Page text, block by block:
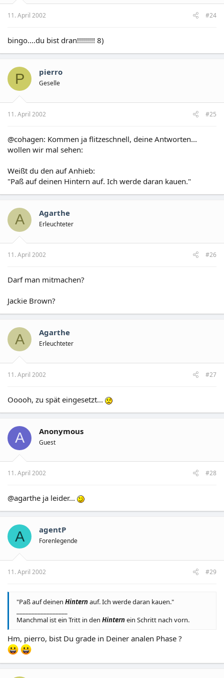
11. April 2002 #24
bingo....du bist dran!!!!!!!!! 8)
P pierro
Geselle
11. April 2002 #25
@cohagen: Kommen ja flitzeschnell, deine Antworten...
wollen wir mal sehen:
Weißt du den auf Anhieb:
"Paß auf deinen Hintern auf. Ich werde daran kauen."
A Agarthe
Erleuchteter
11. April 2002 #26
Darf man mitmachen?
Jackie Brown?
A Agarthe
Erleuchteter
11. April 2002 #27
Ooooh, zu spät eingesetzt...
A Anonymous
Guest
11. April 2002 #28
@agarthe ja leider...
A agentP
Forenlegende
11. April 2002 #29
"Paß auf deinen Hinternauf. Ich werde daran kauen."
Manchmal ist ein Tritt in den Hinternein Schritt nach vorn.
Hm, pierro, bist Du grade in Deiner analen Phase ?